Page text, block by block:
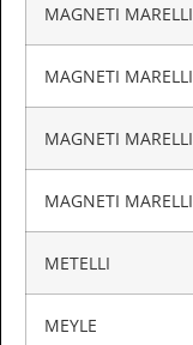
MAGNETI MARELLI
MAGNETI MARELLI
MAGNETI MARELLI
MAGNETI MARELLI
METELLI
MEYLE